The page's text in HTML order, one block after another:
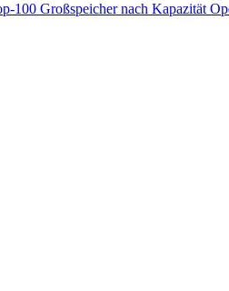
100 Großspeicher nach Kapazität